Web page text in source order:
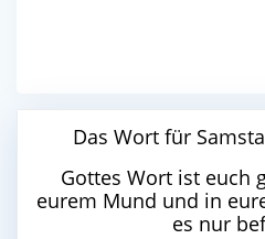
Das Wort für
Gottes Wort ist euch
eurem Mund und in
es nur